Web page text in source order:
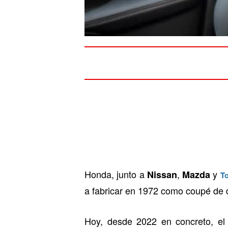
Honda, junto a Nissan, Mazday
a fabricar en 1972 como coupé
Hoy, desde 2022 en concreto,